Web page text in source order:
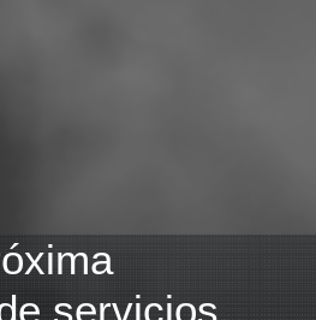
servicios,